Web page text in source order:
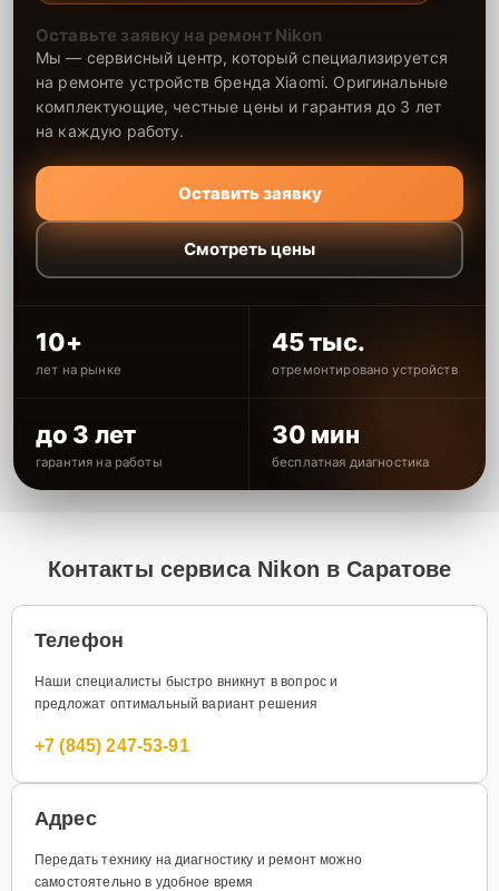
Оставьте заявку на ремонт Nikon
Мы — сервисный центр, который специализируется
на ремонте устройств бренда Xiaomi. Оригинальные
комплектующие, честные цены и гарантия до 3 лет
на каждую работу.
Оставить заявку
Смотреть цены
10+
лет на рынке
45 тыс.
отремонтировано устройств
до 3 лет
гарантия на работы
30 мин
бесплатная диагностика
Контакты сервиса Nikon в Саратове
Телефон
Наши специалисты быстро вникнут в вопрос и
предложат оптимальный вариант решения
+7 (845) 247-53-91
Адрес
Передать технику на диагностику и ремонт можно
самостоятельно в удобное время